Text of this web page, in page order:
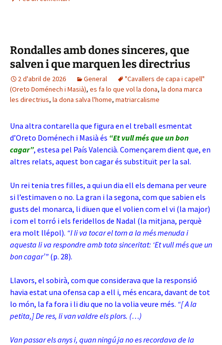
Rondalles amb dones sinceres, que
salven i que marquen les directrius
2 d'abril de 2026 General
"Cavallers de capa i capell"
(Oreto Doménech i Masià), es fa lo que vol la dona, la dona marca
les directrius, la dona salva l'home, matriarcalisme
Una altra contarella que figura en el treball esmentat
d’Oreto Doménech i Masià és “Et vull més que un bon
cagar”, estesa pel País Valencià. Començarem dient que, en
altres relats, aquest bon cagar és substituït per la sal.
Un rei tenia tres filles, a qui un dia ell els demana per veure
si l’estimaven o no. La gran i la segona, com que sabien els
gusts del monarca, li diuen que el volien com el vi (la major)
i com el torró i els feridellos de Nadal (la mitjana, perquè
era molt llépol). “I li va tocar el torn a la més menuda i
aquesta li va respondre amb tota sinceritat: ‘Et vull més que un
bon cagar’” (p. 28).
Llavors, el sobirà, com que considerava que la responsió
havia estat una ofensa cap a ell i, més encara, davant de tot
lo món, la fa fora i li diu que no la volia veure més. “[ A la
petita,] De res, li van valdre els plors. (…)
Van passar els anys i, quan ningú ja no es recordava de la